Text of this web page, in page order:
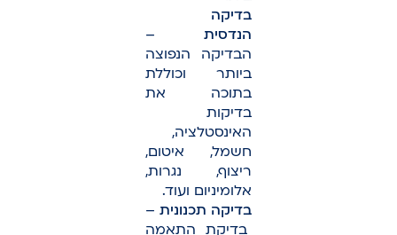
בדיקה
הנדסית –
הבדיקה הנפוצה
ביותר וכוללת
בתוכה את
בדיקות
האינסטלציה,
חשמל, איטום,
ריצוף, נגרות,
אלומיניום ועוד.
בדיקה תכנונית –
בדיקת התאמה